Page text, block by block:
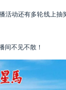
活动还有多轮线上抽
间不见不散！